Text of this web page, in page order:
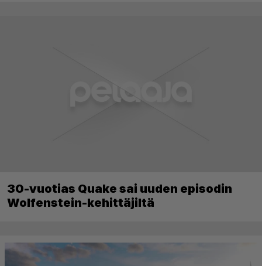
30-vuotias Quake sai uuden episodin
Wolfenstein-kehittäjiltä